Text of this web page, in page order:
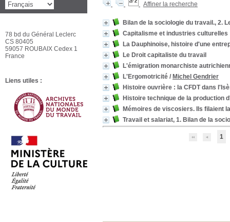
Affiner la recherche
Bilan de la sociologie du travail., 2.
Capitalisme et industries culturelles
La Dauphinoise, histoire d'une
Le Droit capitaliste du travail
L'émigration monarchiste
L'Ergomotricité / Michel Gendrier
Histoire ouvrière : la CFDT dans
Histoire technique de la production
Mémoires de viscosiers. Ils filaient
Travail et salariat, 1. Bilan de la
1
78 bd du Général Leclerc
CS 80405
59057 ROUBAIX Cedex 1
France
Liens utiles :